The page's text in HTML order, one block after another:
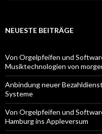
NEUESTE BEITRÄGE
Von Orgelpfeifen und
Musiktechnologien von
Anbindung neuer
Systeme
Von Orgelpfeifen und
Hamburg ins Appleversum